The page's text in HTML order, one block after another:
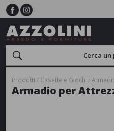
Prodotti Casette e Giochi
Armadio per